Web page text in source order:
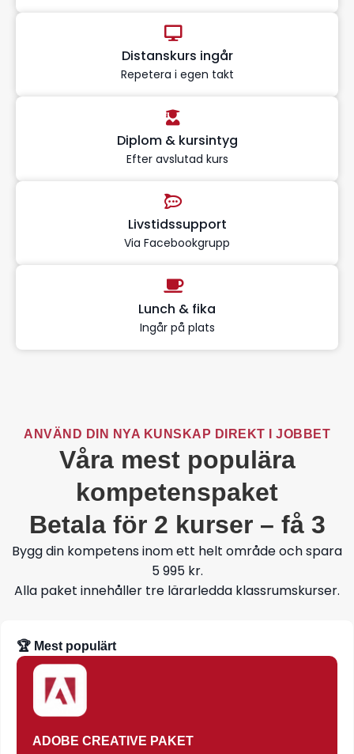
Distanskurs ingår
Repetera i egen takt
Diplom & kursintyg
Efter avslutad kurs
Livstidssupport
Via Facebookgrupp
Lunch & fika
Ingår på plats
ANVÄND DIN NYA KUNSKAP DIREKT I JOBBET
Våra mest populära
kompetenspaket
Betala för 2 kurser – få 3
Bygg din kompetens inom ett helt område och spara
5 995 kr.
Alla paket innehåller tre lärarledda klassrumskurser.
🏆 Mest populärt
ADOBE CREATIVE PAKET